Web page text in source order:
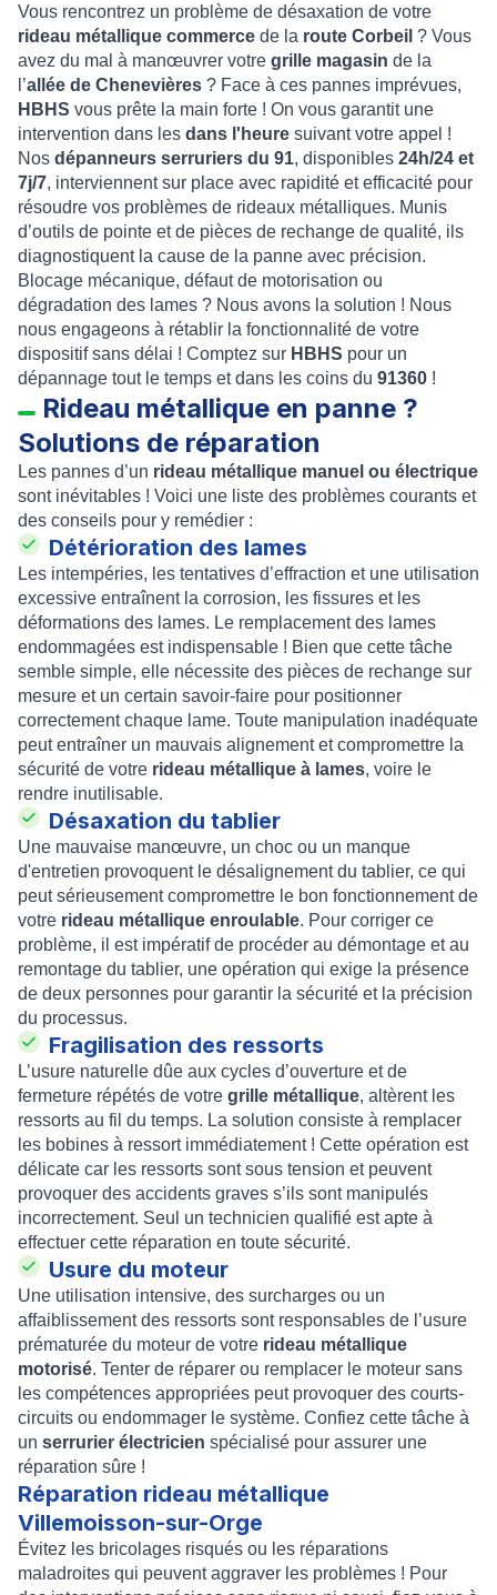
Vous rencontrez un problème de désaxation de votre
rideau métallique commerce de la route Corbeil ? Vous
avez du mal à manœuvrer votre grille magasin de la
l’allée de Chenevières ? Face à ces pannes imprévues,
HBHS vous prête la main forte ! On vous garantit une
intervention dans les dans l'heure suivant votre appel !
Nos dépanneurs serruriers du 91, disponibles 24h/24 et
7j/7, interviennent sur place avec rapidité et efficacité pour
résoudre vos problèmes de rideaux métalliques. Munis
d’outils de pointe et de pièces de rechange de qualité, ils
diagnostiquent la cause de la panne avec précision.
Blocage mécanique, défaut de motorisation ou
dégradation des lames ? Nous avons la solution ! Nous
nous engageons à rétablir la fonctionnalité de votre
dispositif sans délai ! Comptez sur HBHS pour un
dépannage tout le temps et dans les coins du 91360 !
Rideau métallique en panne ?
Solutions de réparation
Les pannes d’un rideau métallique manuel ou électrique
sont inévitables ! Voici une liste des problèmes courants et
des conseils pour y remédier :
Détérioration des lames
Les intempéries, les tentatives d’effraction et une utilisation
excessive entraînent la corrosion, les fissures et les
déformations des lames. Le remplacement des lames
endommagées est indispensable ! Bien que cette tâche
semble simple, elle nécessite des pièces de rechange sur
mesure et un certain savoir-faire pour positionner
correctement chaque lame. Toute manipulation inadéquate
peut entraîner un mauvais alignement et compromettre la
sécurité de votre rideau métallique à lames, voire le
rendre inutilisable.
Désaxation du tablier
Une mauvaise manœuvre, un choc ou un manque
d'entretien provoquent le désalignement du tablier, ce qui
peut sérieusement compromettre le bon fonctionnement de
votre rideau métallique enroulable. Pour corriger ce
problème, il est impératif de procéder au démontage et au
remontage du tablier, une opération qui exige la présence
de deux personnes pour garantir la sécurité et la précision
du processus.
Fragilisation des ressorts
L’usure naturelle dûe aux cycles d’ouverture et de
fermeture répétés de votre grille métallique, altèrent les
ressorts au fil du temps. La solution consiste à remplacer
les bobines à ressort immédiatement ! Cette opération est
délicate car les ressorts sont sous tension et peuvent
provoquer des accidents graves s’ils sont manipulés
incorrectement. Seul un technicien qualifié est apte à
effectuer cette réparation en toute sécurité.
Usure du moteur
Une utilisation intensive, des surcharges ou un
affaiblissement des ressorts sont responsables de l’usure
prématurée du moteur de votre rideau métallique
motorisé. Tenter de réparer ou remplacer le moteur sans
les compétences appropriées peut provoquer des courts-
circuits ou endommager le système. Confiez cette tâche à
un serrurier électricien spécialisé pour assurer une
réparation sûre !
Réparation rideau métallique
Villemoisson-sur-Orge
Évitez les bricolages risqués ou les réparations
maladroites qui peuvent aggraver les problèmes ! Pour